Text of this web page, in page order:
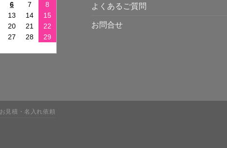
6 7
8
13 14
15
20 21
22
27 28
29
よくあるご質問
お問合せ
お見積・名入れ依頼